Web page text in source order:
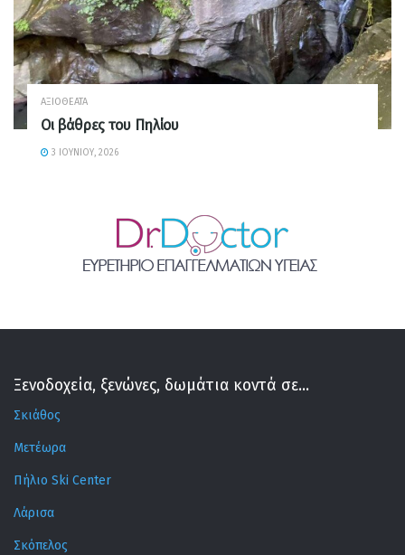
ΑΞΙΟΘΈΑΤΑ
Οι βάθρες του Πηλίου
3 ΙΟΥΝΊΟΥ, 2026
Ξενοδοχεία, ξενώνες, δωμάτια κοντά σε...
Σκιάθος
Μετέωρα
Πήλιο Ski Center
Λάρισα
Σκόπελος